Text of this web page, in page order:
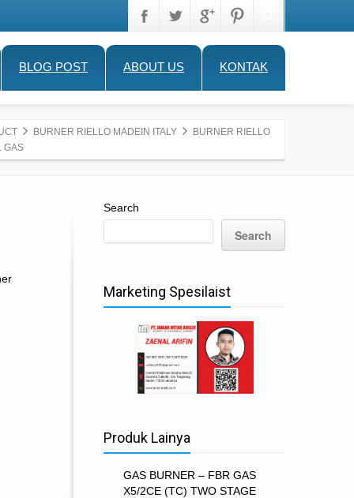
BLOG POST ABOUT US KONTAK
BURNER RIELLO MADEIN ITALY
BURNER RIELLO
GAS
Search
Search
Marketing Spesilaist
Produk Lainya
GAS BURNER – FBR GAS
X5/2CE (TC) TWO STAGE